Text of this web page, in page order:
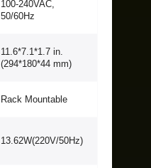
100-240VAC,
50/60Hz
11.6*7.1*1.7 in.
(294*180*44 mm)
Rack Mountable
13.62W(220V/50Hz)